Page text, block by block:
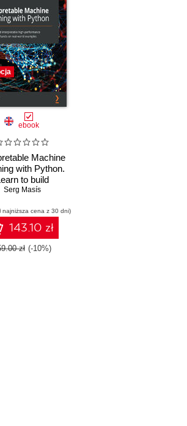
ebook
Machine
with Python.
to build
high-
hands-on real-
examples
Serg Masís
najniższa cena z 30 dni)
143.10 zł
zł (-10%)